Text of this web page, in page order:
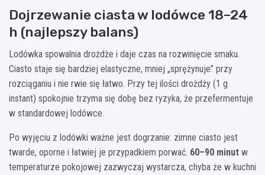
Dojrzewanie ciasta w lodówce 18–24
h (najlepszy balans)
Lodówka spowalnia drożdże i daje czas na rozwinięcie smaku.
Ciasto staje się bardziej elastyczne, mniej „sprężynuje” przy
rozciąganiu i nie rwie się łatwo. Przy tej ilości drożdży (1 g
instant) spokojnie trzyma się dobę bez ryzyka, że przefermentuje
w standardowej lodówce.
Po wyjęciu z lodówki ważne jest dogrzanie: zimne ciasto jest
twarde, oporne i łatwiej je przypadkiem porwać. 60–90 minut w
temperaturze pokojowej zazwyczaj wystarcza, chyba że w kuchni